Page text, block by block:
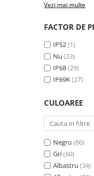
Vezi mai multe
FACTOR DE
IP52(1)
Nu (23)
IP68(29)
IP69K(27)
CULOAREE
Negru (86)
Gri(60)
Albastru (34)